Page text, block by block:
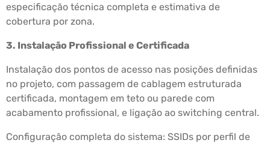
especificação técnica completa e estimativa de
cobertura por zona.
3. Instalação Profissional e Certificada
Instalação dos pontos de acesso nas posições definidas
no projeto, com passagem de cablagem estruturada
certificada, montagem em teto ou parede com
acabamento profissional, e ligação ao switching central.
Configuração completa do sistema: SSIDs por perfil de